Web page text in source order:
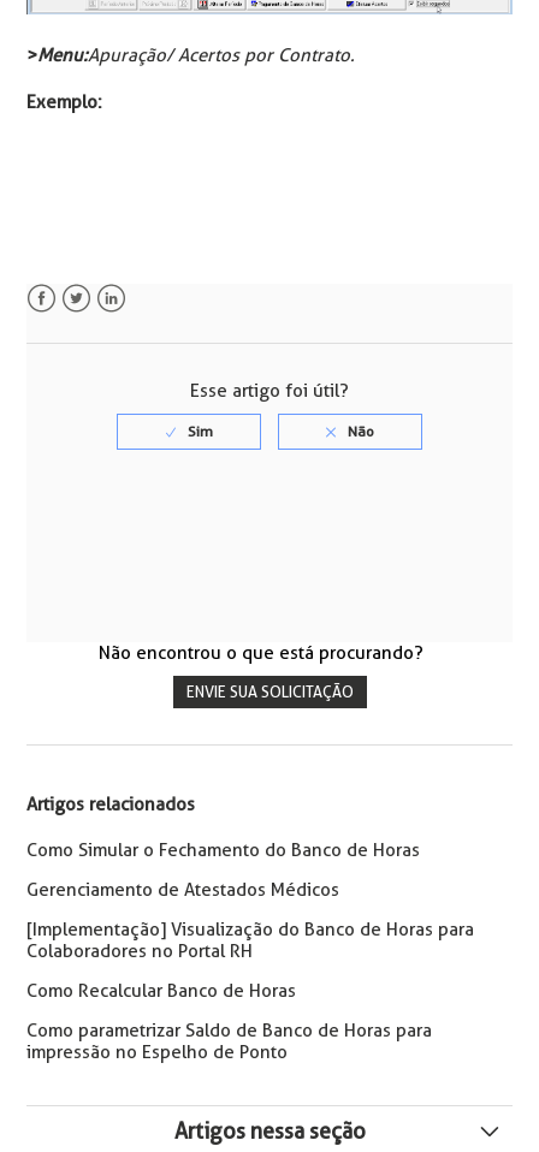
>Menu:Apuração/ Acertos por Contrato.
Exemplo:
Esse artigo foi útil?
Não encontrou o que está procurando?
ENVIE SUA SOLICITAÇÃO
Artigos relacionados
Como Simular o Fechamento do Banco de Horas
Gerenciamento de Atestados Médicos
[Implementação] Visualização do Banco de Horas para
Colaboradores no Portal RH
Como Recalcular Banco de Horas
Como parametrizar Saldo de Banco de Horas para
impressão no Espelho de Ponto
Artigos nessa seção